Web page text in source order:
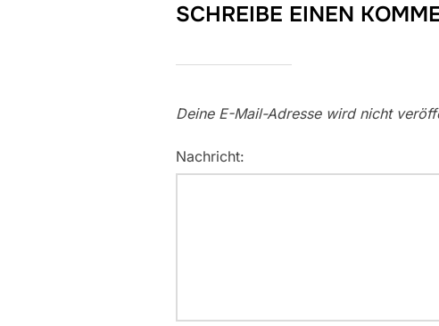
SCHREIBE EINEN
Deine E-Mail-Adresse wird nicht
Nachricht: